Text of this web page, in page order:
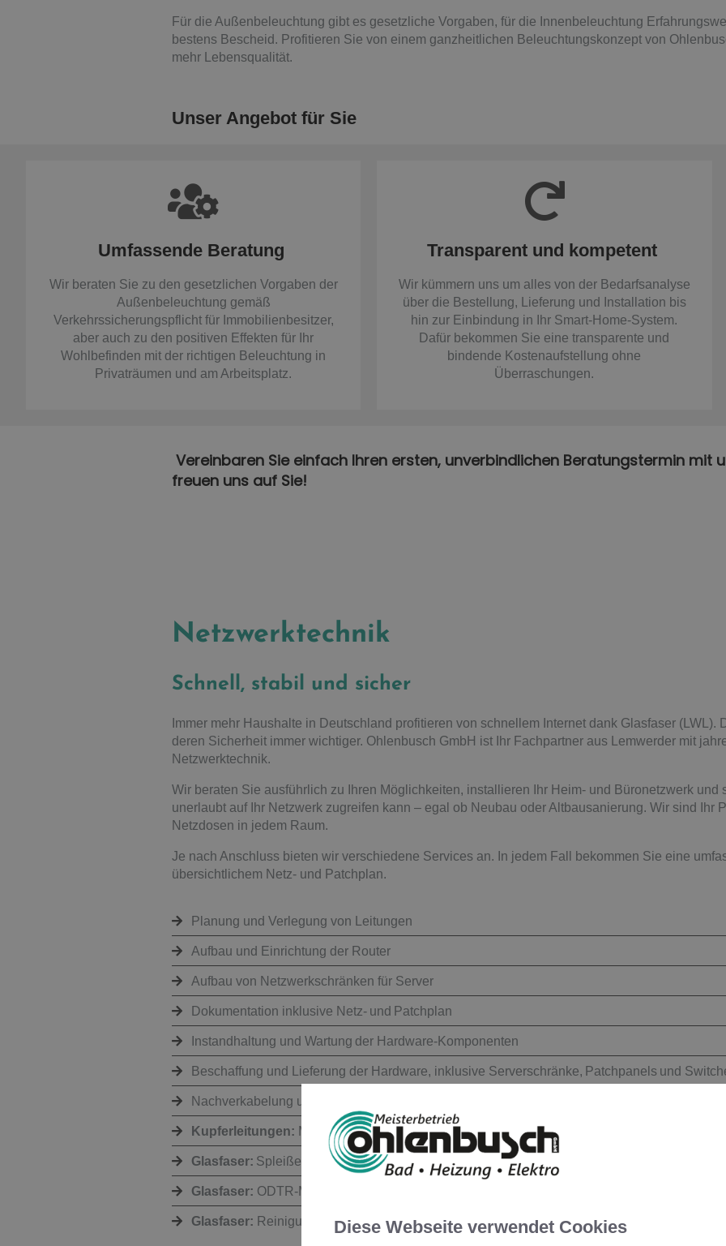
Für die Außenbeleuchtung gibt es gesetzliche Vorgaben, für die Innenbeleuchtung
bestens Bescheid. Profitieren Sie von einem ganzheitlichen Beleuchtungskonzept von
mehr Lebensqualität.
Unser Angebot für Sie
Umfassende Beratung
Wir beraten Sie zu den gesetzlichen Vorgaben der
Außenbeleuchtung gemäß
Verkehrssicherungspflicht für Immobilienbesitzer,
aber auch zu den positiven Effekten für Ihr
Wohlbefinden mit der richtigen Beleuchtung in
Privaträumen und am Arbeitsplatz.
Transparent und kompetent
Wir kümmern uns um alles von der Bedarfsanalyse
über die Bestellung, Lieferung und Installation bis
hin zur Einbindung in Ihr Smart-Home-System.
Dafür bekommen Sie eine transparente und
bindende Kostenaufstellung ohne
Überraschungen.
Vereinbaren Sie einfach Ihren ersten, unverbindlichen Beratungstermin mit
freuen uns auf Sie!
Netzwerktechnik
Schnell, stabil und sicher
Immer mehr Haushalte in Deutschland profitieren von schnellem Internet dank Glasfaser (LWL).
deren Sicherheit immer wichtiger. Ohlenbusch GmbH ist Ihr Fachpartner aus Lemwerder mit
Netzwerktechnik.
Wir beraten Sie ausführlich zu Ihren Möglichkeiten, installieren Ihr Heim- und Büronetzwerk und
unerlaubt auf Ihr Netzwerk zugreifen kann – egal ob Neubau oder Altbausanierung. Wir sind Ihr
Netzdosen in jedem Raum.
Je nach Anschluss bieten wir verschiedene Services an. In jedem Fall bekommen Sie eine
übersichtlichem Netz- und Patchplan.
Planung und Verlegung von Leitungen
Aufbau und Einrichtung der Router
Aufbau von Netzwerkschränken für Server
Dokumentation inklusive Netz- und Patchplan
Instandhaltung und Wartung der Hardware-Komponenten
Beschaffung und Lieferung der Hardware, inklusive Serverschränke, Patchpanels und
Nachverkabelung und Erweiterung bestehender Netzwerke
Kupferleitungen: Messung und Zertifizierung nach EN 50173 / ISO 11801
Glasfaser: Spleißen und Verlegen von LWL
Glasfaser: ODTR-Messung (Optical Time Domain Reflectometry)
Glasfaser: Reinigung von LWL-Steckern
Diese Webseite verwendet Cookies